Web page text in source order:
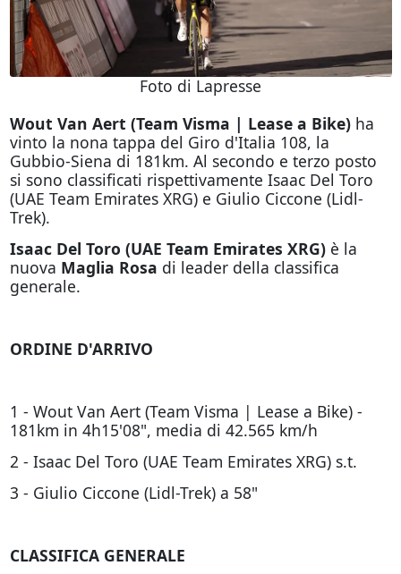
Foto di Lapresse
Wout Van Aert (Team Visma | Lease a Bike) ha
vinto la nona tappa del Giro d'Italia 108, la
Gubbio-Siena di 181km. Al secondo e terzo posto
si sono classificati rispettivamente Isaac Del Toro
(UAE Team Emirates XRG) e Giulio Ciccone (Lidl-
Trek).
Isaac Del Toro (UAE Team Emirates XRG) è la
nuova Maglia Rosa di leader della classifica
generale.
ORDINE D'ARRIVO
1 - Wout Van Aert (Team Visma | Lease a Bike) -
181km in 4h15'08", media di 42.565 km/h
2 - Isaac Del Toro (UAE Team Emirates XRG) s.t.
3 - Giulio Ciccone (Lidl-Trek) a 58"
CLASSIFICA GENERALE